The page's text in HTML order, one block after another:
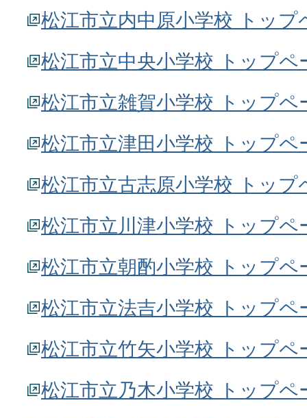
松江市立内中原小学校 トップ
松江市立中央小学校 トップペ
松江市立雑賀小学校 トップペ
松江市立津田小学校 トップペ
松江市立古志原小学校 トップ
松江市立川津小学校 トップペ
松江市立朝酌小学校 トップペ
松江市立法吉小学校 トップペ
松江市立竹矢小学校 トップペ
松江市立乃木小学校 トップペ